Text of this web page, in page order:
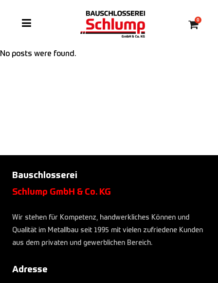
0
No posts were found.
Bauschlosserei
Schlump GmbH & Co. KG
Wir stehen für Kompetenz, handwerkliches Können und
Qualität im Metallbau seit 1995 mit vielen zufriedene Kunden
aus dem privaten und gewerblichen Bereich.
Adresse